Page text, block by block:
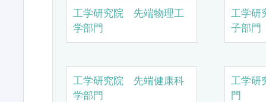
工学研究院 先端物理工
学部門
工学研
子部門
工学研究院 先端健康科
学部門
工学研
門